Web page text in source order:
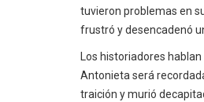
tuvieron problemas en
frustró y desencadenó
Los historiadores
Antonieta será
traición y murió